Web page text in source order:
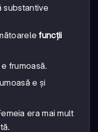
substantive
funcții
frumoasă.
e și
era mai mult